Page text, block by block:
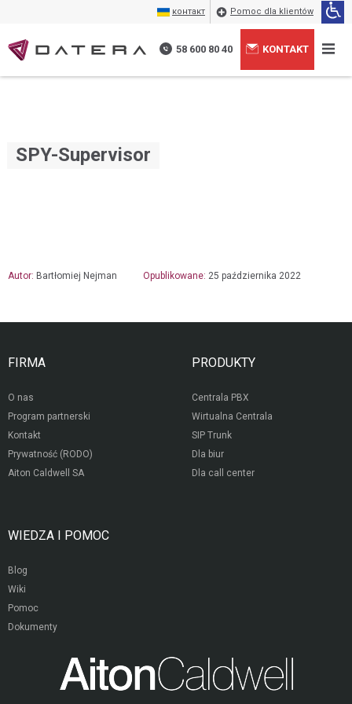
контакт Pomoc dla klientów
58 600 80 40 KONTAKT
osobowych przez Aiton Caldwell SA.
SPY-Supervisor
Autor: Bartłomiej Nejman Opublikowane: 25 października 2022
FIRMA
O nas
Program partnerski
Kontakt
Prywatność (RODO)
Aiton Caldwell SA
PRODUKTY
Centrala PBX
Wirtualna Centrala
SIP Trunk
Dla biur
Dla call center
WIEDZA I POMOC
Blog
Wiki
Pomoc
Dokumenty